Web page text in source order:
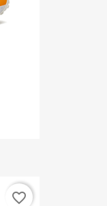
favorite_border